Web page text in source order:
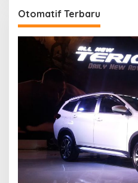
Otomatif Terbaru